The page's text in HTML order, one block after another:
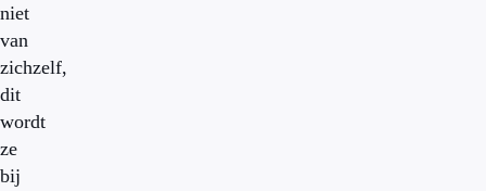
niet
van
zichzelf,
dit
wordt
ze
bij